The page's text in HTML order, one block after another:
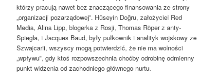
którzy pracują nawet bez znaczącego finansowania ze strony
„organizacji pozarządowej”. Hüseyin Doğru, założyciel Red
Media, Alina Lipp, blogerka z Rosji, Thomas Röper z anty-
Spiegla, i Jacques Baud, były pułkownik i analityk wojskowy ze
Szwajcarii, wszyscy mogą potwierdzić, że nie ma wolności
„wpływu”, gdy ktoś rozpowszechnia choćby odrobinę odmienny
punkt widzenia od zachodniego głównego nurtu.